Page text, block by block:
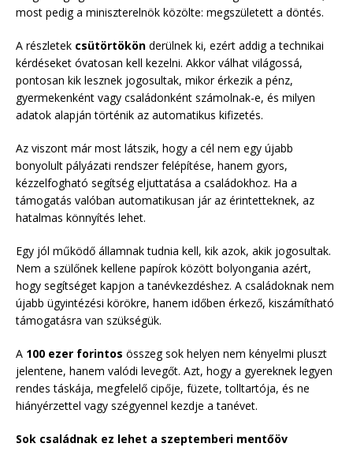
most pedig a miniszterelnök közölte: megszületett a döntés.
A részletek csütörtökön derülnek ki, ezért addig a technikai
kérdéseket óvatosan kell kezelni. Akkor válhat világossá,
pontosan kik lesznek jogosultak, mikor érkezik a pénz,
gyermekenként vagy családonként számolnak-e, és milyen
adatok alapján történik az automatikus kifizetés.
Az viszont már most látszik, hogy a cél nem egy újabb
bonyolult pályázati rendszer felépítése, hanem gyors,
kézzelfogható segítség eljuttatása a családokhoz. Ha a
támogatás valóban automatikusan jár az érintetteknek, az
hatalmas könnyítés lehet.
Egy jól működő államnak tudnia kell, kik azok, akik jogosultak.
Nem a szülőnek kellene papírok között bolyongania azért,
hogy segítséget kapjon a tanévkezdéshez. A családoknak nem
újabb ügyintézési körökre, hanem időben érkező, kiszámítható
támogatásra van szükségük.
A 100 ezer forintos összeg sok helyen nem kényelmi pluszt
jelentene, hanem valódi levegőt. Azt, hogy a gyereknek legyen
rendes táskája, megfelelő cipője, füzete, tolltartója, és ne
hiányérzettel vagy szégyennel kezdje a tanévet.
Sok családnak ez lehet a szeptemberi mentőöv